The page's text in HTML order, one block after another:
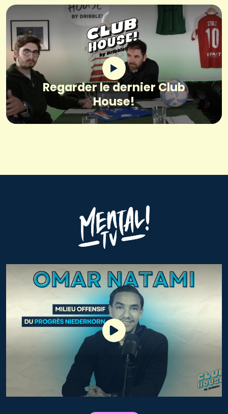
Regarder le dernier Club
House!